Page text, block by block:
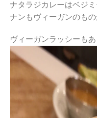
ナタラジカレーはベジ
ナンもヴィーガンのもの
ヴィーガンラッシーもあ